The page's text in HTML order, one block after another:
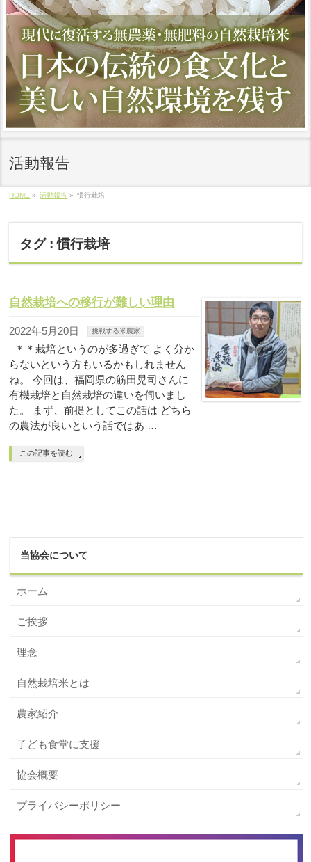
活動報告
HOME » 活動報告 » 慣行栽培
タグ : 慣行栽培
自然栽培への移行が難しい理由
2022年5月20日 挑戦する米農家
＊＊栽培というのが多過ぎて よく分か
らないという方もいるかもしれません
ね。 今回は、福岡県の筋田晃司さんに
有機栽培と自然栽培の違いを伺いまし
た。 まず、前提としてこの話は どちら
の農法が良いという話ではあ …
この記事を読む
当協会について
ホーム
ご挨拶
理念
自然栽培米とは
農家紹介
子ども食堂に支援
協会概要
プライバシーポリシー